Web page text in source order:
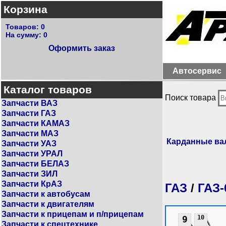
Корзина
Товаров: 0
На сумму: 0
Оформить заказ
Автосервис
Каталог товаров
Запчасти ВАЗ
Запчасти ГАЗ
Запчасти КАМАЗ
Запчасти МАЗ
Запчасти УАЗ
Запчасти УРАЛ
Запчасти БЕЛАЗ
Запчасти ЗИЛ
Запчасти КрАЗ
Запчасти к автобусам
Запчасти к двигателям
Запчасти к прицепам и п/прицепам
Запчасти к спецтехнике
Поиск товара
Карданные
ГАЗ / ГАЗ-
9 10